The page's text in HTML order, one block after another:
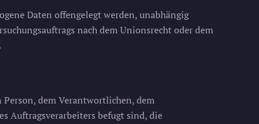
Daten offengelegt werden, unabhängig
nach dem Unionsrecht oder dem
dem Verantwortlichen, dem
Auftragsverarbeiters befugt sind, die